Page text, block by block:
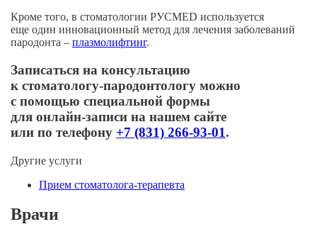
Кроме того, в стоматологии РУСMED используется
еще один инновационный метод для лечения заболеваний
пародонта – плазмолифтинг.
Записаться на консультацию
к стоматологу-пародонтологу можно
с помощью специальной формы
для онлайн-записи на нашем сайте
или по телефону +7 (831) 266-93-01.
Другие услуги
Прием стоматолога-терапевта
Врачи